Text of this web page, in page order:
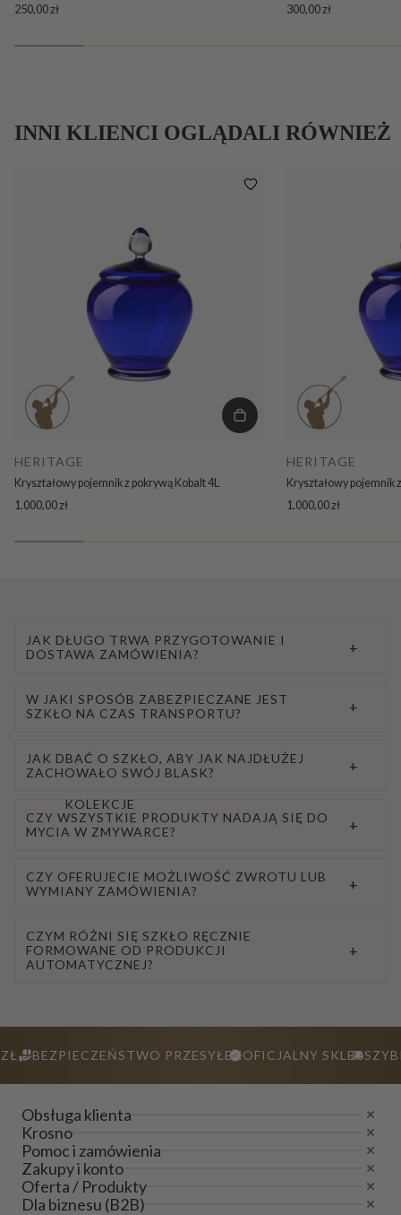
KOLEKCJE
250,00 zł 300,00 zł
INNI KLIENCI OGLĄDALI RÓWNIEŻ
HERITAGE
Kryształowy pojemnik z pokrywą Kobalt 4L
1.000,00 zł
HERITAGE
Kryształowy pojemnik
1.000,00 zł
JAK DŁUGO TRWA PRZYGOTOWANIE I
DOSTAWA ZAMÓWIENIA?
+
W JAKI SPOSÓB ZABEZPIECZANE JEST
SZKŁO NA CZAS TRANSPORTU?
+
JAK DBAĆ O SZKŁO, ABY JAK NAJDŁUŻEJ
ZACHOWAŁO SWÓJ BLASK?
+
CZY WSZYSTKIE PRODUKTY NADAJĄ SIĘ DO
MYCIA W ZMYWARCE?
+
CZY OFERUJECIE MOŻLIWOŚĆ ZWROTU LUB
WYMIANY ZAMÓWIENIA?
+
CZYM RÓŻNI SIĘ SZKŁO RĘCZNIE
FORMOWANE OD PRODUKCJI
AUTOMATYCZNEJ?
+
BEZPIECZEŃSTWO PRZESYŁEKOFICJALNY SKLEP
Obsługa klienta
Krosno
Pomoc i zamówienia
Zakupy i konto
Oferta / Produkty
Dla biznesu (B2B)